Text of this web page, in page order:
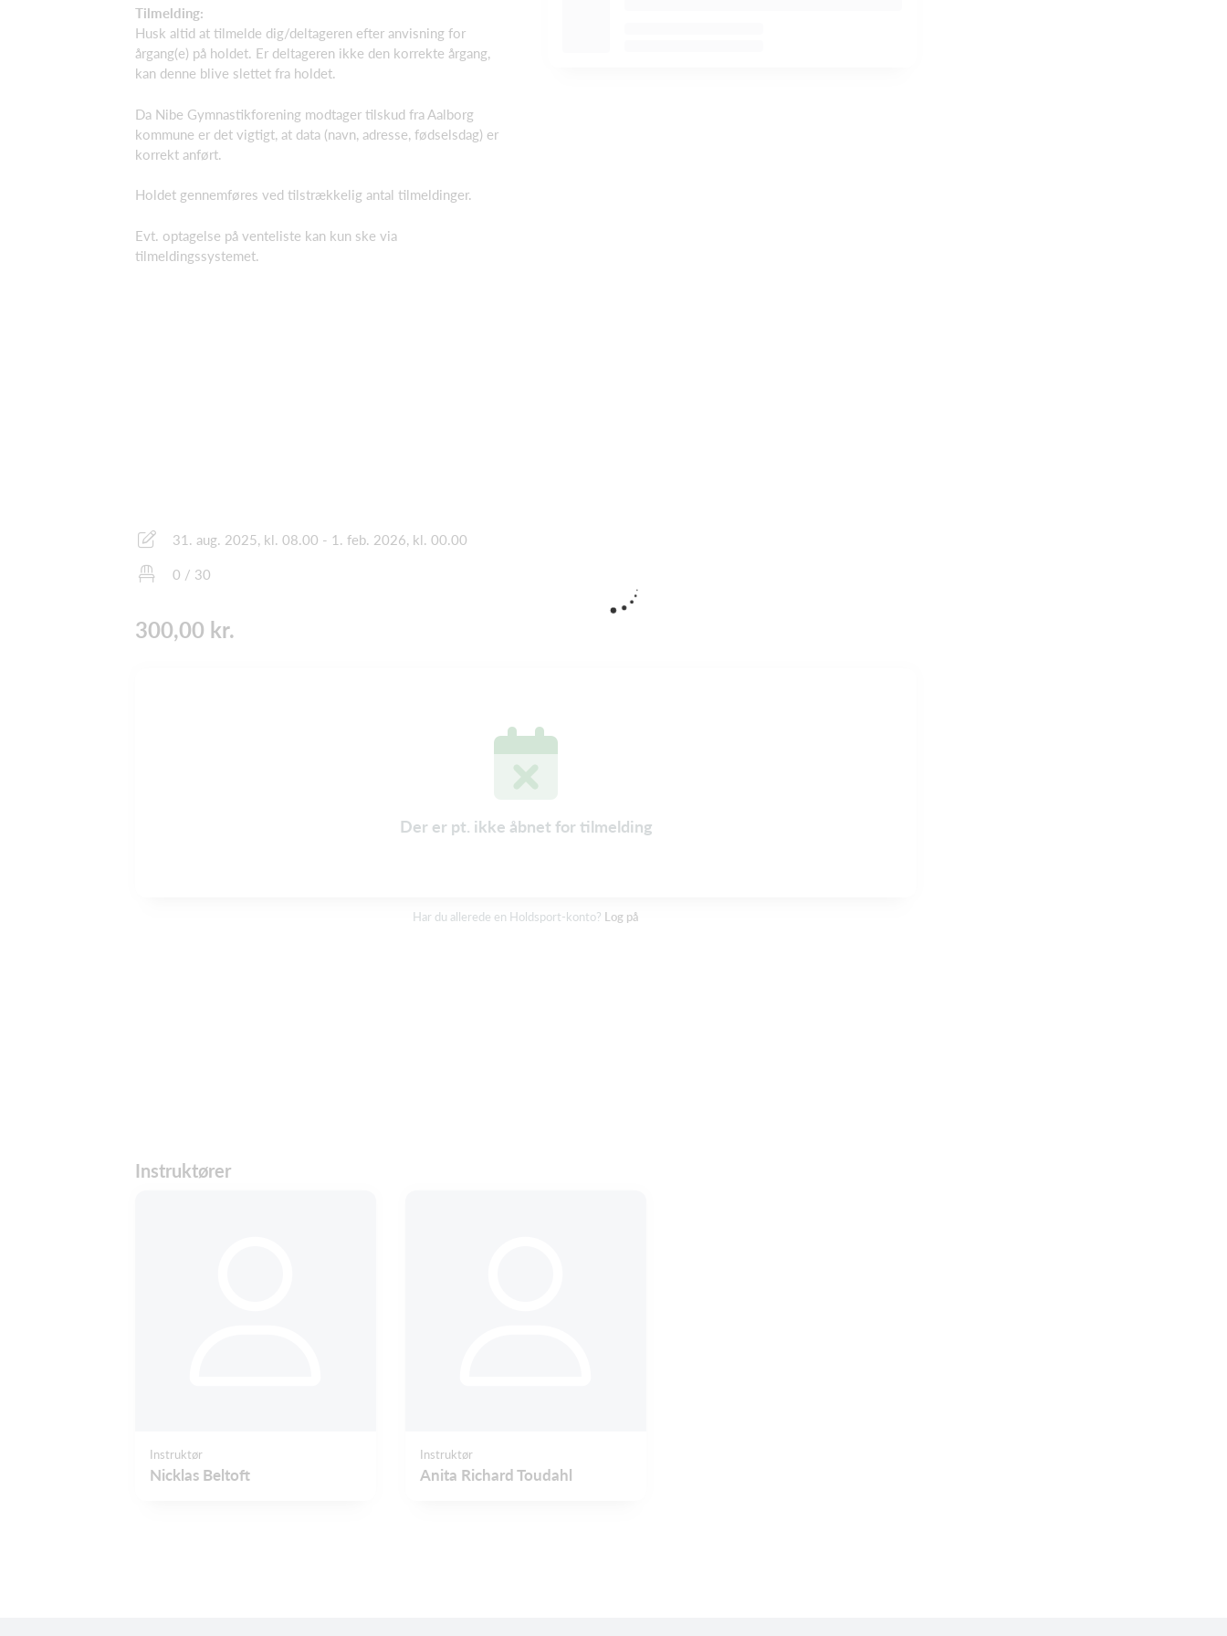
Tilmelding:
Husk altid at tilmelde dig/deltageren efter anvisning for
årgang(e) på holdet. Er deltageren ikke den korrekte årgang,
kan denne blive slettet fra holdet.
Da Nibe Gymnastikforening modtager tilskud fra Aalborg
kommune er det vigtigt, at data (navn, adresse, fødselsdag) er
korrekt anført.
Holdet gennemføres ved tilstrækkelig antal tilmeldinger.
Evt. optagelse på venteliste kan kun ske via
tilmeldingssystemet.
31. aug. 2025, kl. 08.00 - 1. feb. 2026, kl. 00.00
0 / 30
300,00 kr.
Der er pt. ikke åbnet for tilmelding
Har du allerede en Holdsport-konto? Log på
Instruktører
Instruktør
Nicklas Beltoft
Instruktør
Anita Richard Toudahl